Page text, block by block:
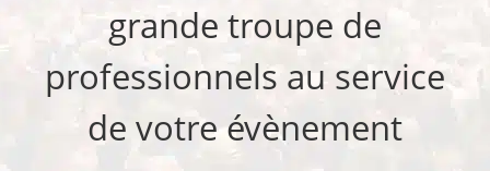
grande troupe de
professionnels au service
de votre évènement